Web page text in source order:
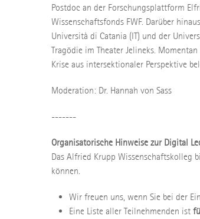
Postdoc an der Forschungsplattform
Wissenschaftsfonds FWF. Darüber
Università di Catania (IT) und der
Tragödie im Theater Jelineks.
Krise aus intersektionaler Perspektive
Moderation: Dr. Hannah von Sass
-------
Organisatorische Hinweise zur Digital
Das Alfried Krupp Wissenschaftskolleg
können.
Wir freuen uns, wenn Sie bei der
Eine Liste aller Teilnehmenden ist